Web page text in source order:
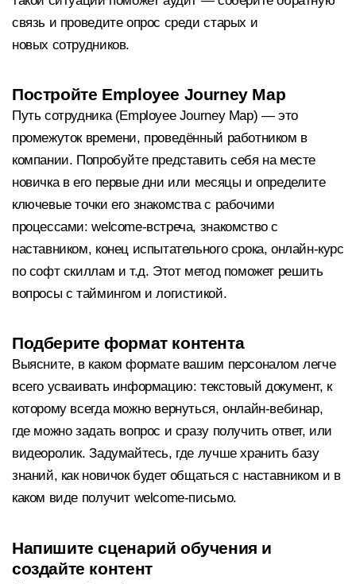
связь и проведите опрос среди старых и
новых сотрудников.
Постройте Employee Journey Map
Путь сотрудника (Employee Journey Map) — это
промежуток времени, проведённый работником в
компании. Попробуйте представить себя на месте
новичка в его первые дни или месяцы и определите
ключевые точки его знакомства с рабочими
процессами: welcome-встреча, знакомство с
наставником, конец испытательного срока, онлайн-курс
по софт скиллам и т.д. Этот метод поможет решить
вопросы с таймингом и логистикой.
Подберите формат контента
Выясните, в каком формате вашим персоналом легче
всего усваивать информацию: текстовый документ, к
которому всегда можно вернуться, онлайн-вебинар,
где можно задать вопрос и сразу получить ответ, или
видеоролик. Задумайтесь, где лучше хранить базу
знаний, как новичок будет общаться с наставником и в
каком виде получит welcome-письмо.
Напишите сценарий обучения и
создайте контент